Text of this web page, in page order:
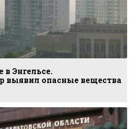
в Энгельсе.
выявил опасные вещества